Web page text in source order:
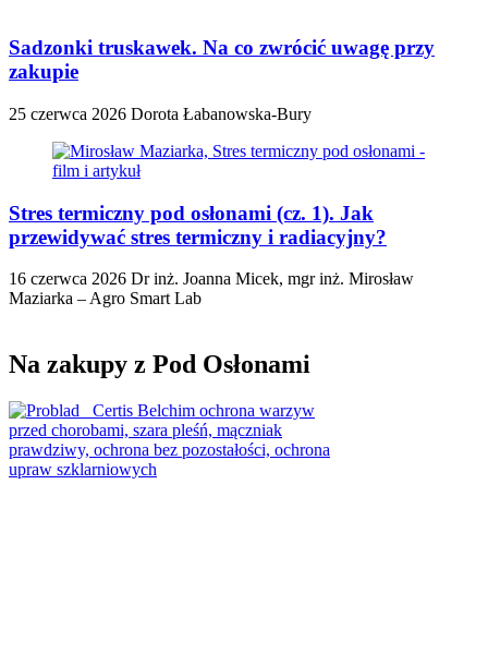
Sadzonki truskawek. Na co zwrócić uwagę przy
zakupie
25 czerwca 2026 Dorota Łabanowska-Bury
Stres termiczny pod osłonami (cz. 1). Jak
przewidywać stres termiczny i radiacyjny?
16 czerwca 2026 Dr inż. Joanna Micek, mgr inż. Mirosław
Maziarka – Agro Smart Lab
Na zakupy z Pod Osłonami